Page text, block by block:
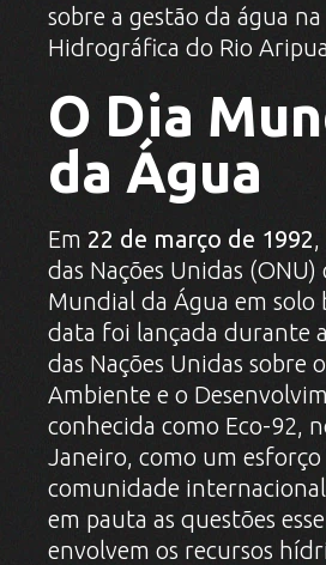
sobre a gestão da água na
Hidrográfica do Rio
O Dia
da Água
Em 22 de março de 1992
das Nações Unidas
Mundial da Água em solo
data foi lançada durante
das Nações Unidas sobre
Ambiente e o
conhecida como Eco-92,
Janeiro, como um esforço
comunidade
em pauta as questões
envolvem os recursos